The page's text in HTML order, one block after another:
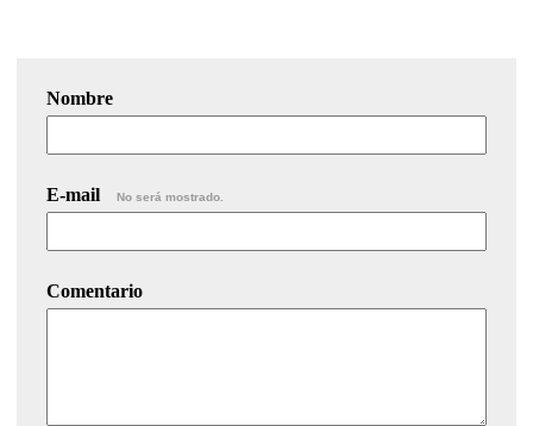
Nombre
E-mail No será mostrado.
Comentario